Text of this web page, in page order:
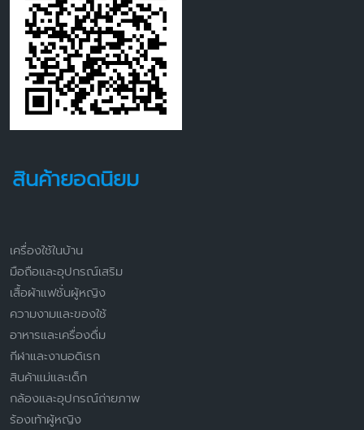
สินค้ายอดนิยม
เครื่องใช้ในบ้าน
มือถือและอุปกรณ์เสริม
เสื้อผ้าแฟชั่นผู้หญิง
ความงามและของใช้
อาหารและเครื่องดื่ม
กีฬาและงานอดิเรก
สินค้าแม่และเด็ก
กล้องและอุปกรณ์ถ่ายภาพ
ร้องเท้าผู้หญิง